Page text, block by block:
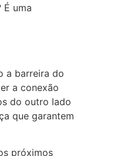
uma
a barreira do
a conexão
do outro lado
que garantem
próximos